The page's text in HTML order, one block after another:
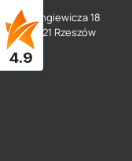
ul. Langiewicza 18
35 - 021 Rzeszów
4.9